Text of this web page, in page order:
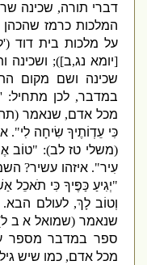
דברי תורה,שכינה
המלכות כרמז שהכהן
על מלכות בית דוד('
יומא נג ,ב]);ושכינה
שכינה ושם מקום
במדבר,לכן מתחיל: '
מכל אדם,שנאמר (
כִּי עֵדְו‍ֹתֶיךָ שִׂיחָה לִי ".
משלי טז לב): "טוֹב
עִיר".איזהו עשיר?
יְגִיעַ כַּפֶּיךָ כִּי תֹאכֵל
וְטוֹב לָךְ, לעולם הבא.
שנאמר (שמואל א ב ל"
ספר במדבר מספר על
מכל אדם,כמו שיש